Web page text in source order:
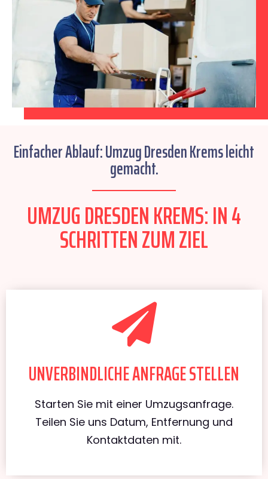
Einfacher Ablauf: Umzug Dresden Krems leicht
gemacht.
UMZUG DRESDEN KREMS: IN 4
SCHRITTEN ZUM ZIEL
UNVERBINDLICHE ANFRAGE STELLEN
Starten Sie mit einer Umzugsanfrage.
Teilen Sie uns Datum, Entfernung und
Kontaktdaten mit.